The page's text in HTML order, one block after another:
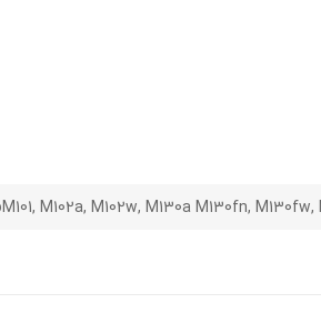
M102a, M102w, M130a M130fn, M130fw,